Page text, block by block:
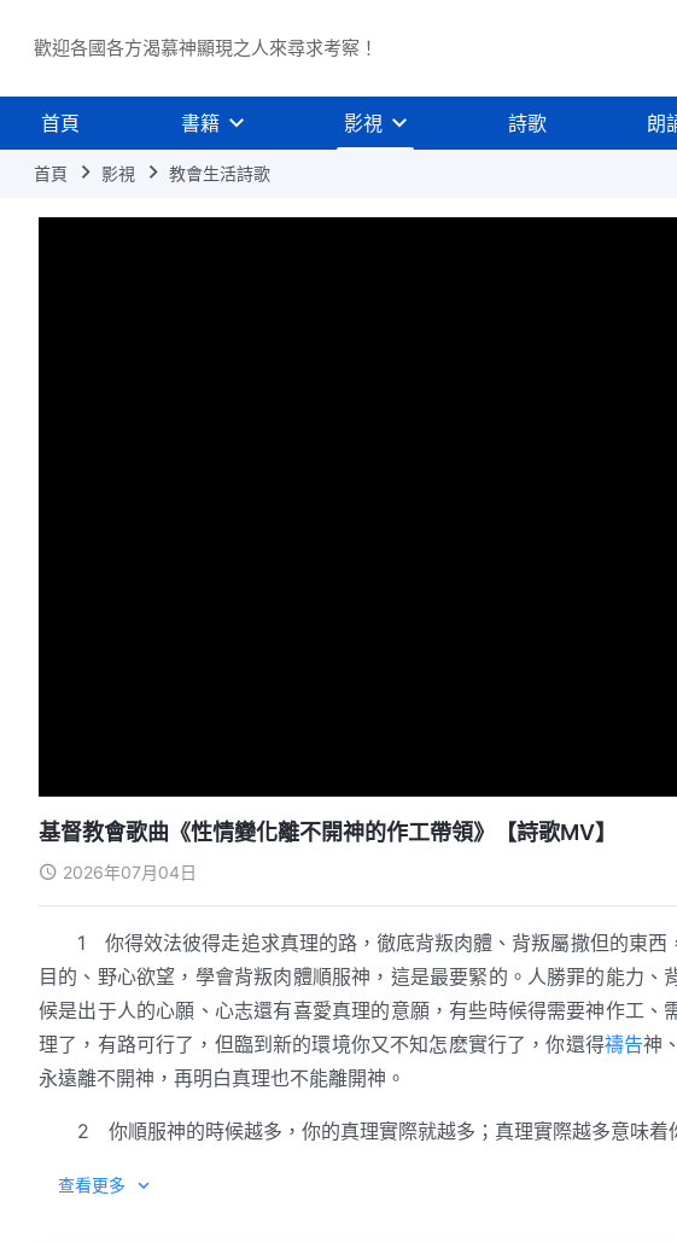
歡迎各國各方渴慕神顯現之人來尋求考察！
首頁 書籍 影視 詩歌 朗
首頁 影視 教會生活詩歌
基督教會歌曲《性情變化離不開神的作工帶領》【詩歌MV】
2026年07月04日
1 你得效法彼得走追求真理的路，徹底背叛肉體、背叛屬撒但的東西
目的、野心欲望，學會背叛肉體順服神，這是最要緊的。人勝罪的能力
候是出于人的心願、心志還有喜愛真理的意願，有些時候得需要神作工、
理了，有路可行了，但臨到新的環境你又不知怎麽實行了，你還得禱告神
永遠離不開神，再明白真理也不能離開神。
2 你順服神的時候越多，你的真理實際就越多；真理實際越多意味着
就能勝過敗壞性情對你的控制、捆綁了，你的勝罪能力强了，心裏有力量
查看更多